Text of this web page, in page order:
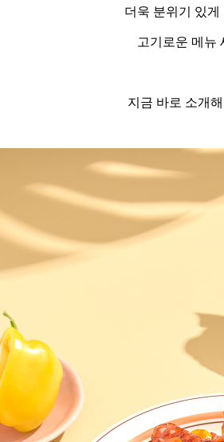
더욱 분위기 있게
고기로운 메뉴
지금 바로 소개